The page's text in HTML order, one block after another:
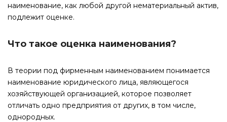
наименование, как любой другой нематериальный актив,
подлежит оценке.
Что такое оценка наименования?
В теории под фирменным наименованием понимается
наименование юридического лица, являющегося
хозяйствующей организацией, которое позволяет
отличать одно предприятия от других, в том числе,
однородных.